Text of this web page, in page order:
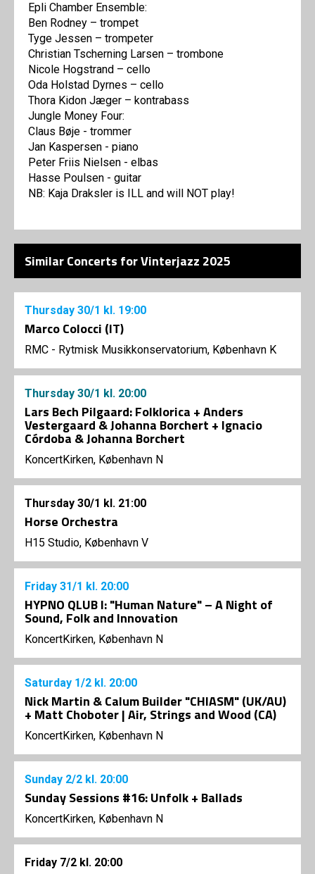
Epli Chamber Ensemble:
Ben Rodney – trompet
Tyge Jessen – trompeter
Christian Tscherning Larsen – trombone
Nicole Hogstrand – cello
Oda Holstad Dyrnes – cello
Thora Kidon Jæger – kontrabass
Jungle Money Four:
Claus Bøje - trommer
Jan Kaspersen - piano
Peter Friis Nielsen - elbas
Hasse Poulsen - guitar
NB: Kaja Draksler is ILL and will NOT play!
Similar Concerts for Vinterjazz 2025
Thursday 30/1 kl. 19:00
Marco Colocci (IT)
RMC - Rytmisk Musikkonservatorium, København K
Thursday 30/1 kl. 20:00
Lars Bech Pilgaard: Folklorica + Anders
Vestergaard & Johanna Borchert + Ignacio
Córdoba & Johanna Borchert
KoncertKirken, København N
Thursday 30/1 kl. 21:00
Horse Orchestra
H15 Studio, København V
Friday 31/1 kl. 20:00
HYPNO QLUB I: "Human Nature" – A Night of
Sound, Folk and Innovation
KoncertKirken, København N
Saturday 1/2 kl. 20:00
Nick Martin & Calum Builder "CHIASM" (UK/AU)
+ Matt Choboter | Air, Strings and Wood (CA)
KoncertKirken, København N
Sunday 2/2 kl. 20:00
Sunday Sessions #16: Unfolk + Ballads
KoncertKirken, København N
Friday 7/2 kl. 20:00